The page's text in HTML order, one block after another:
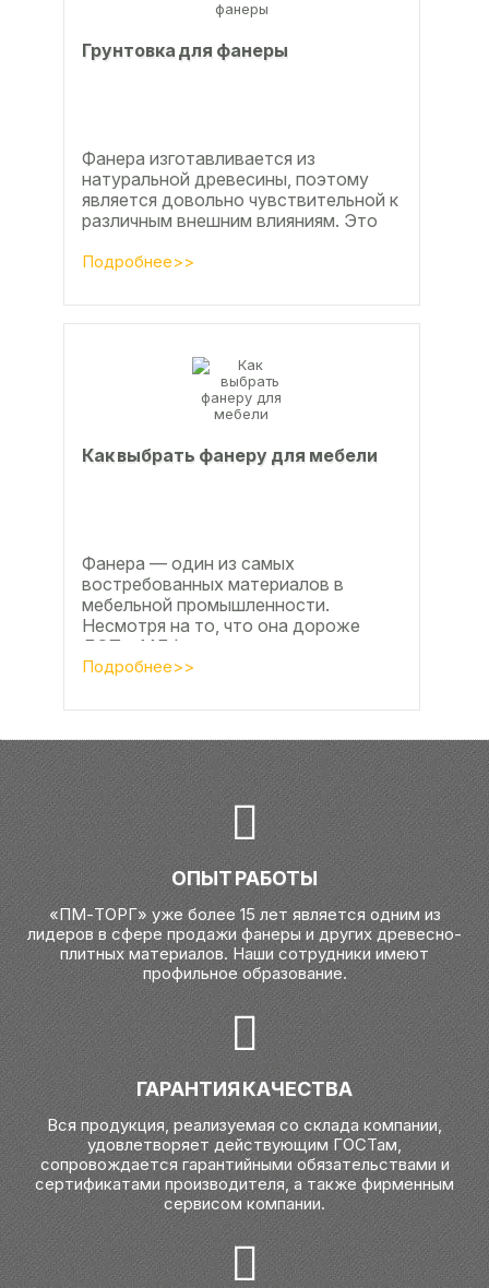
Грунтовка для фанеры
Фанера изготавливается из
натуральной древесины, поэтому
является довольно чувствительной к
различным внешним влияниям. Это
расширении, растрескивании,...
Подробнее>>
Как выбрать фанеру для мебели
Фанера — один из самых
востребованных материалов в
мебельной промышленности.
Несмотря на то, что она дороже
ДСП и МДФ , ее очень часто
используют для изготовления...
Подробнее>>
ОПЫТ РАБОТЫ
«ПМ-ТОРГ» уже более 15 лет является одним из
лидеров в сфере продажи фанеры и других древесно-
плитных материалов. Наши сотрудники имеют
профильное образование.
ГАРАНТИЯ КАЧЕСТВА
Вся продукция, реализуемая со склада компании,
удовлетворяет действующим ГОСТам,
сопровождается гарантийными обязательствами и
сертификатами производителя, а также фирменным
сервисом компании.